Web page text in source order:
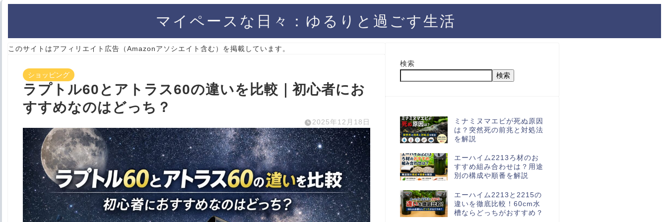
マイペースな日々：ゆるりと過ごす生活
このサイトはアフィリエイト広告（Amazonアソシエイト含む）を掲載しています。
ショッピング
ラプトル60とアトラス60の違いを比較｜初心者にお
すすめなのはどっち？
2025年12月18日
検索
検索
ミナミヌマエビが死ぬ原因
は？突然死の前兆と対処法
を解説
エーハイム2213ろ材のお
すすめ組み合わせは？用途
別の構成や順番を解説
エーハイム2213と2215の
違いを徹底比較！60cm水
槽ならどっちがおすすめ？